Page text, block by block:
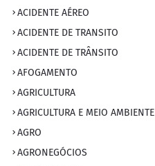
ACIDENTE AÉREO
ACIDENTE DE TRANSITO
ACIDENTE DE TRÂNSITO
AFOGAMENTO
AGRICULTURA
AGRICULTURA E MEIO AMBIENTE
AGRO
AGRONEGÓCIOS